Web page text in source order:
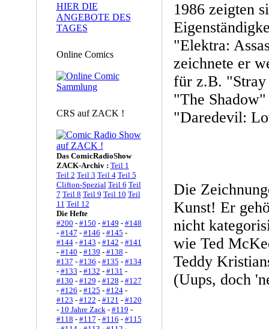
HIER DIE
ANGEBOTE DES
TAGES
Online Comics
CRS auf ZACK !
Das ComicRadioShow
ZACK-Archiv : Teil 1
Teil 2 Teil 3 Teil 4 Teil 5
Clifton-Spezial Teil 6 Teil
7 Teil 8 Teil 9 Teil 10 Teil
11 Teil 12
Die Hefte
#200 - #150 - #149 - #148
- #147 - #146 - #145 -
#144- #143 - #142 - #141
- #140 - #139 - #138 -
#137 - #136 - #135 - #134
- #133 - #132 - #131 -
#130 - #129 - #128 - #127
- #126 - #125 - #124-
#123 - #122 - #121 - #120
- 10 Jahre Zack- #119 -
#118 - #117 - #116 - #115
1986 zeigten
"Elektra:
zeichnete er
für z.B. "Stray
"The
"Daredevil:
Die
Kunst! Er
nicht
wie Ted
Teddy
(Uups, doch